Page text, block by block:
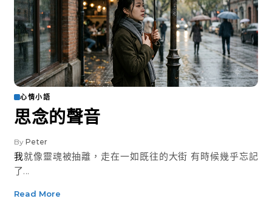
心情小語
思念的聲音
By Peter
我就像靈魂被抽離，走在一如既往的大街 有時候幾乎忘記
了...
Read More